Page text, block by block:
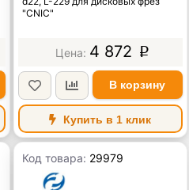
"CNIC"
4 872 p
В корзину
Купить в 1 клик
Код товара: 29979